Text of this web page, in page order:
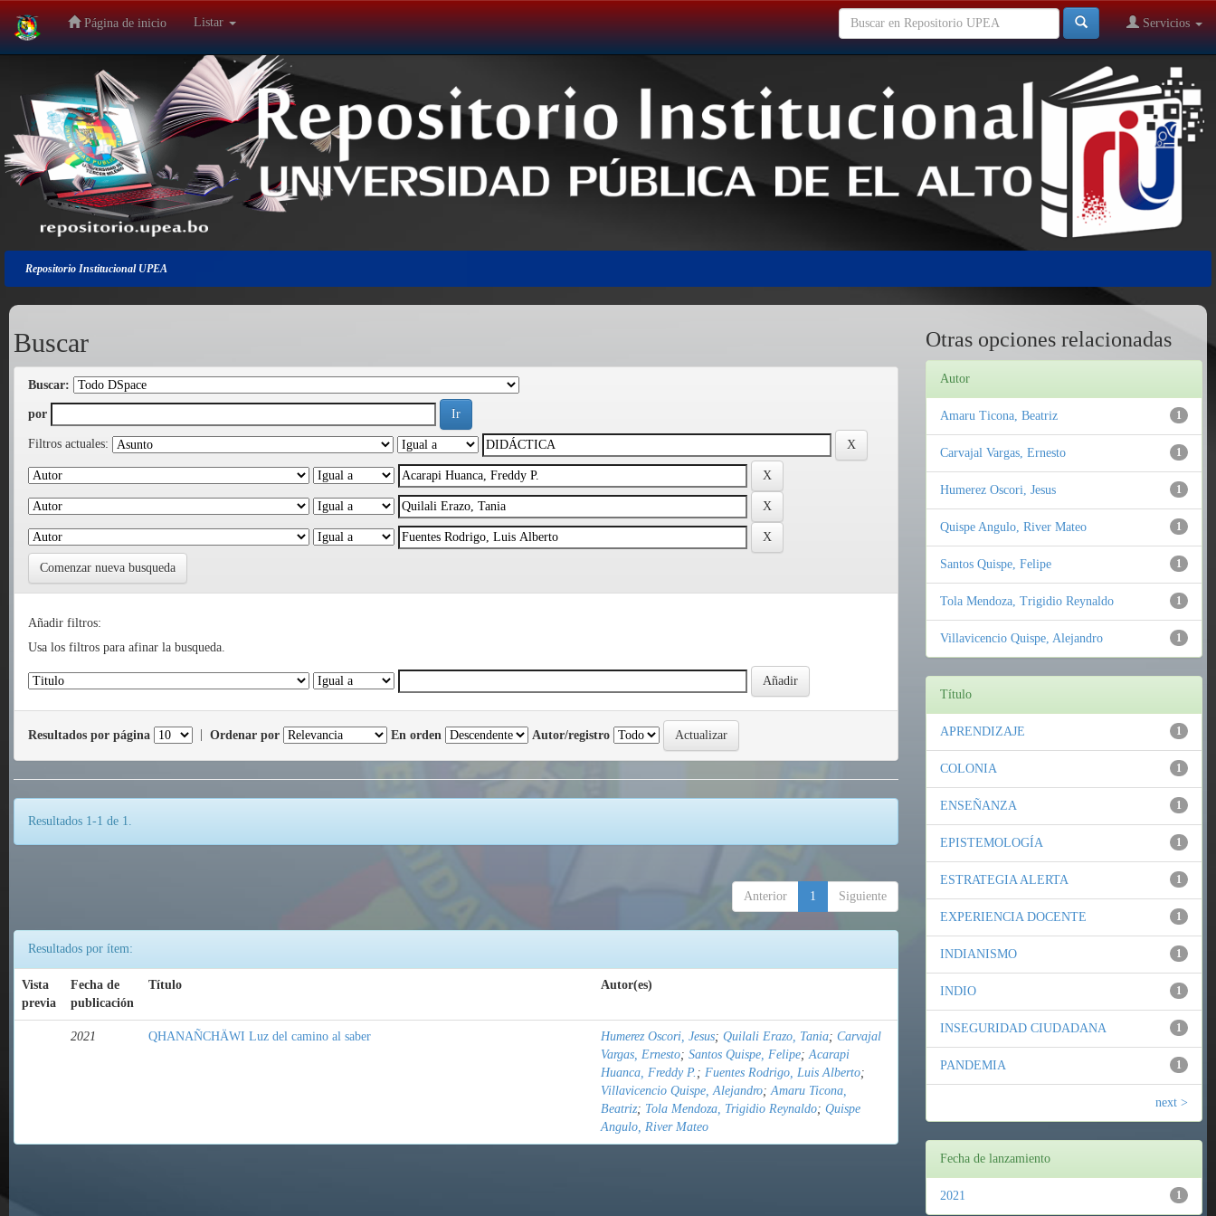
Salir
navegación
Página de inicio Listar Servicios
Repositorio Institucional UPEA
Buscar
Buscar:
por
Filtros actuales:
Comenzar nueva busqueda
Añadir filtros:
Usa los filtros para afinar la busqueda.
Resultados por página Ordenar por En orden Autor/registro
Resultados 1-1 de 1.
Anterior 1 Siguiente
Resultados por ítem:
Vista
previa
Fecha de
publicación
Título Autor(es)
2021 QHANAÑCHÄWI Luz del camino al saber Humerez Oscori, Jesus; Quilali Erazo, Tania; Carvajal
Vargas, Ernesto; Santos Quispe, Felipe;Acarapi
Huanca, Freddy P. ; Fuentes Rodrigo, Luis Alberto;
Villavicencio Quispe, Alejandro;Amaru Ticona,
Beatriz; Tola Mendoza, Trigidio Reynaldo; Quispe
Angulo, River Mateo
Otras opciones relacionadas
Autor
1
Amaru Ticona, Beatriz
1
Carvajal Vargas, Ernesto
1
Humerez Oscori, Jesus
1
Quispe Angulo, River Mateo
1
Santos Quispe, Felipe
1
Tola Mendoza, Trigidio Reynaldo
1
Villavicencio Quispe, Alejandro
Título
1
APRENDIZAJE
1
COLONIA
1
ENSEÑANZA
1
EPISTEMOLOGÍA
1
ESTRATEGIA ALERTA
1
EXPERIENCIA DOCENTE
1
INDIANISMO
1
INDIO
1
INSEGURIDAD CIUDADANA
1
PANDEMIA
next >
Fecha de lanzamiento
1
2021